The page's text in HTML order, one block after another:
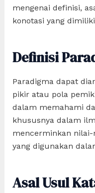
mengenai definisi,
konotasi yang
Definisi
Paradigma dapat
pikir atau pola
dalam memahami
khususnya dalam
mencerminkan nilai-
yang digunakan
Asal Usul